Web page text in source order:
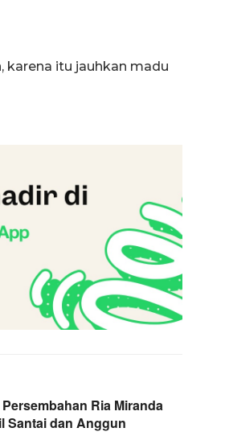
karena itu jauhkan madu
Ria Miranda
Santai dan Anggun